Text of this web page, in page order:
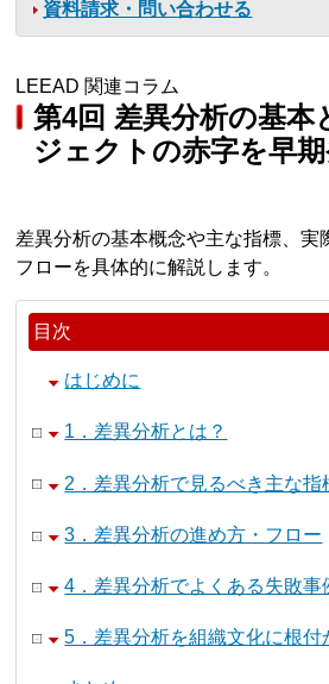
資料請求・問い合わせる
LEEAD 関連コラム
第4回 差異分析の基本
ジェクトの赤字を早
差異分析の基本概念や主な指標、実
フローを具体的に解説します。
目次
はじめに
1．差異分析とは？
2．差異分析で見るべき主な指
3．差異分析の進め方・フロー
4．差異分析でよくある失敗事
5．差異分析を組織文化に根付